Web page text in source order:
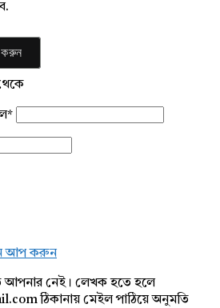
*
আপ করুন
আপনার নেই। লেখক হতে হলে
ঠিকানায় মেইল পাঠিয়ে অনুমতি